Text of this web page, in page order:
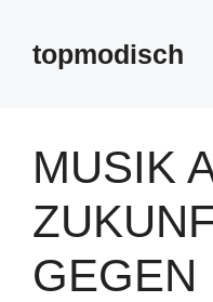
springentopmodisch
MUSIK
GEGEN